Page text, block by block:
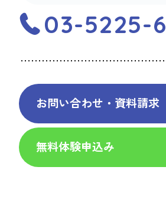
03-5225-
お問い合わせ・資料請求
無料体験申込み